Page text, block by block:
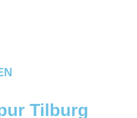
Tilburg